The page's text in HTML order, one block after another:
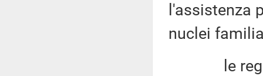
l'assistenza
nuclei
le regioni